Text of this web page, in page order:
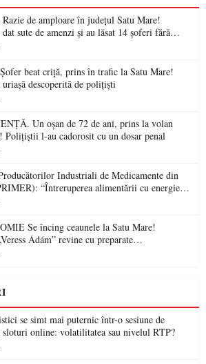
de amploare în județul Satu Mare!
sute de amenzi și au lăsat 14 șoferi fără
singură zi
beat criță, prins în trafic la Satu Mare!
descoperită de polițiști
Un oșan de 72 de ani, prins la volan
Polițiștii l-au cadorosit cu un dosar penal
Industriali de Medicamente din
“Întreruperea alimentării cu energie
de medicamente va pune în pericol
la Satu Mare!
Ádám” revine cu preparate
premii și un jurat de renume
se simt mai puternic într-o sesiune de
sloturi online: volatilitatea sau nivelul RTP?